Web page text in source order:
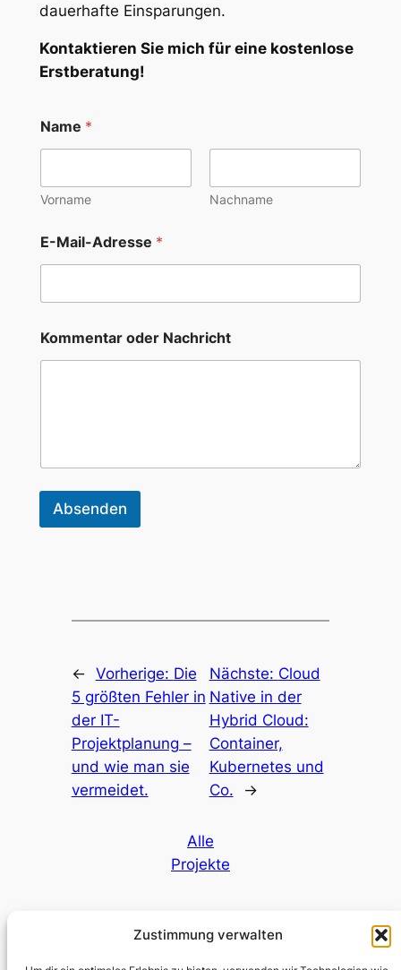
Zustimmung verwalten
dauerhafte Einsparungen.
Kontaktieren Sie mich für eine kostenlose
Erstberatung!
Name *
Vorname Nachname
E-Mail-Adresse *
a
m
Kommentar oder Nachricht
Absenden
← Vorherige: Die
5 größten Fehler in
der IT-
Projektplanung –
und wie man sie
vermeidet.
Nächste: Cloud
Native in der
Hybrid Cloud:
Container,
Kubernetes und
Co.
→
Alle
Projekte